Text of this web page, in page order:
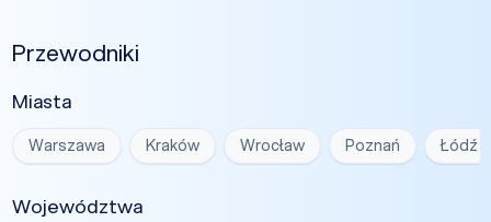
Przewodniki
Miasta
Warszawa Kraków Wrocław Poznań Łódź
Województwa